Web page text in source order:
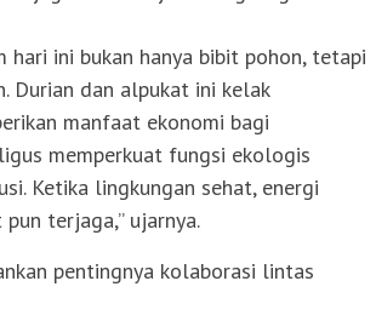
hari ini bukan hanya bibit pohon, tetapi
Durian dan alpukat ini kelak
manfaat ekonomi bagi
memperkuat fungsi ekologis
Ketika lingkungan sehat, energi
terjaga,” ujarnya.
pentingnya kolaborasi lintas